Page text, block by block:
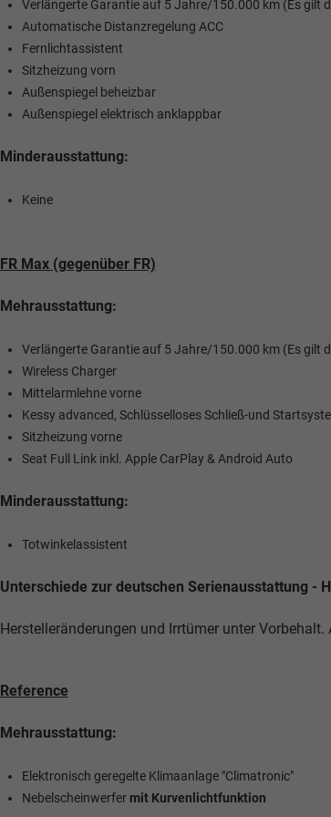
Verlängerte Garantie auf 5 Jahre/150.000 km (Es gilt
Automatische Distanzregelung ACC
Fernlichtassistent
Sitzheizung vorn
Außenspiegel beheizbar
Außenspiegel elektrisch anklappbar
Minderausstattung:
Keine
FR Max (gegenüber FR)
Mehrausstattung:
Verlängerte Garantie auf 5 Jahre/150.000 km (Es gilt
Wireless Charger
Mittelarmlehne vorne
Kessy advanced, Schlüsselloses Schließ-und
Sitzheizung vorne
Seat Full Link inkl. Apple CarPlay & Android Auto
Minderausstattung:
Totwinkelassistent
Unterschiede zur deutschen Serienausstattung -
Herstelleränderungen und Irrtümer unter Vorbehalt.
Reference
Mehrausstattung:
Elektronisch geregelte Klimaanlage "Climatronic"
Nebelscheinwerfermit Kurvenlichtfunktion